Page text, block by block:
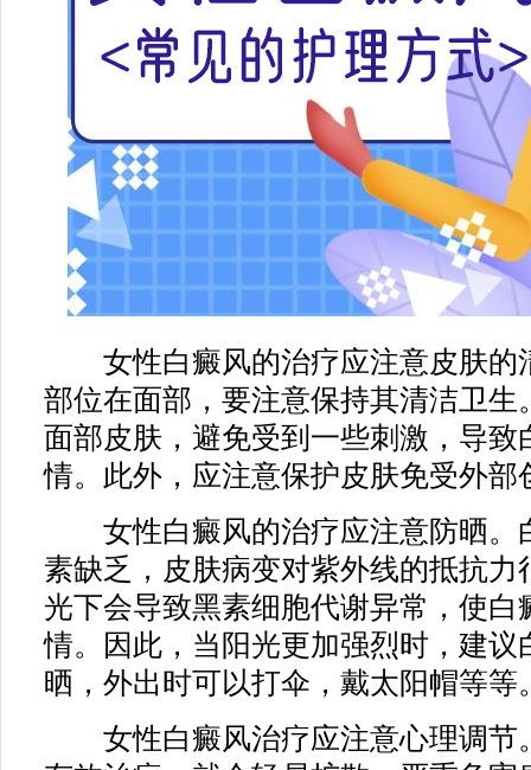
女性白癜风的治疗应注意皮肤的
部位在面部，要注意保持其清洁卫生
面部皮肤，避免受到一些刺激，导致
情。此外，应注意保护皮肤免受外部
女性白癜风的治疗应注意防晒。
素缺乏，皮肤病变对紫外线的抵抗力
光下会导致黑素细胞代谢异常，使白
情。因此，当阳光更加强烈时，建议
晒，外出时可以打伞，戴太阳帽等等
女性白癜风治疗应注意心理调节